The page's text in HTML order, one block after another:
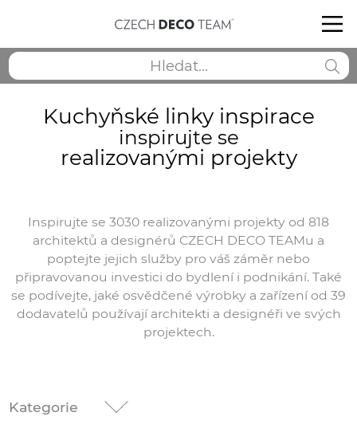
Kuchyňské linky inspirace
inspirujte se
realizovanými projekty
Inspirujte se 3030 realizovanými projekty od 818
architektů a designérů CZECH DECO TEAMu a
poptejte jejich služby pro váš záměr nebo
připravovanou investici do bydlení i podnikání. Také
se podívejte, jaké osvědčené výrobky a zařízení od 39
dodavatelů používají architekti a designéři ve svých
projektech.
Kategorie